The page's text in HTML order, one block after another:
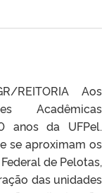
REITORIA Aos
Acadêmicas
anos da UFPel.
se aproximam os
de Pelotas,
das unidades